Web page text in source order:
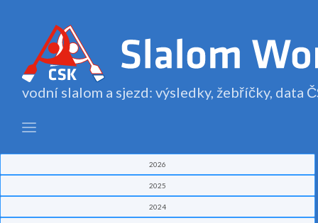
vodní slalom a sjezd: výsledky, žebříčky, data
2026
2025
2024